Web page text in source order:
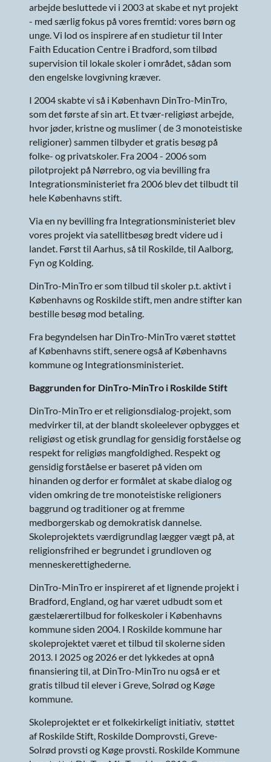
arbejde besluttede vi i 2003 at skabe et nyt projekt
- med særlig fokus på vores fremtid: vores børn og
unge. Vi lod os inspirere af en studietur til Inter
Faith Education Centre i Bradford, som tilbød
supervision til lokale skoler i området, sådan som
den engelske lovgivning kræver.
I 2004 skabte vi så i København DinTro-MinTro,
som det første af sin art. Et tvær-religiøst arbejde,
hvor jøder, kristne og muslimer ( de 3 monoteistiske
religioner) sammen tilbyder et gratis besøg på
folke- og privatskoler. Fra 2004 - 2006 som
pilotprojekt på Nørrebro, og via bevilling fra
Integrationsministeriet fra 2006 blev det tilbudt til
hele Københavns stift.
Via en ny bevilling fra Integrationsministeriet blev
vores projekt via satellitbesøg bredt videre ud i
landet. Først til Aarhus, så til Roskilde, til Aalborg,
Fyn og Kolding.
DinTro-MinTro er som tilbud til skoler p.t. aktivt i
Københavns og Roskilde stift, men andre stifter kan
bestille besøg mod betaling.
Fra begyndelsen har DinTro-MinTro været støttet
af Københavns stift, senere også af Københavns
kommune og Integrationsministeriet.
Baggrunden for DinTro-MinTro i Roskilde Stift
DinTro-MinTro er et religionsdialog-projekt, som
medvirker til, at der blandt skoleelever opbygges et
religiøst og etisk grundlag for gensidig forståelse og
respekt for religiøs mangfoldighed. Respekt og
gensidig forståelse er baseret på viden om
hinanden og derfor er formålet at skabe dialog og
viden omkring de tre monoteistiske religioners
baggrund og traditioner og at fremme
medborgerskab og demokratisk dannelse.
Skoleprojektets værdigrundlag lægger vægt på, at
religionsfrihed er begrundet i grundloven og
menneskerettighederne.
DinTro-MinTro er inspireret af et lignende projekt i
Bradford, England, og har været udbudt som et
gæstelærertilbud for folkeskoler i Københavns
kommune siden 2004. I Roskilde kommune har
skoleprojektet været et tilbud til skolerne siden
2013. I 2025 og 2026 er det lykkedes at opnå
finansiering til, at DinTro-MinTro nu også er et
gratis tilbud til elever i Greve, Solrød og Køge
kommune.
Skoleprojektet er et folkekirkeligt initiativ, støttet
af Roskilde Stift, Roskilde Domprovsti, Greve-
Solrød provsti og Køge provsti. Roskilde Kommune